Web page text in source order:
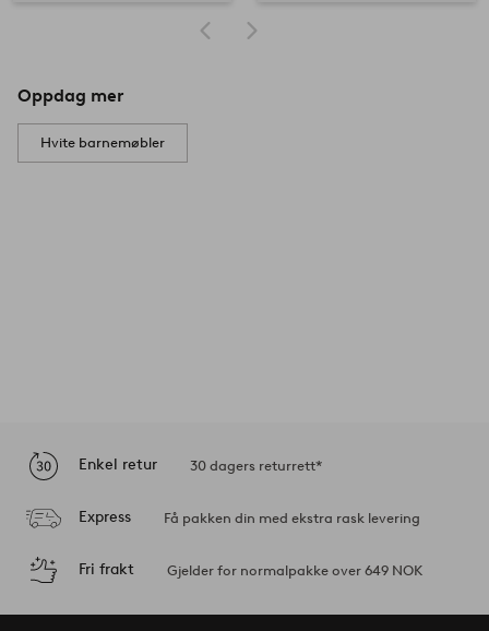
Oppdag mer
Hvite barnemøbler
Enkel retur 30 dagers returrett*
Express Få pakken din med ekstra rask levering
Fri frakt Gjelder for normalpakke over 649 NOK